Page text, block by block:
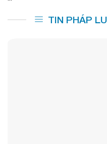
TIN PHÁP